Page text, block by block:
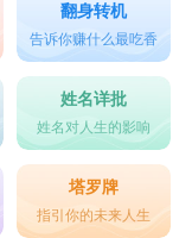
翻身转机
告诉你赚什么最吃香
姓名详批
姓名对人生的影响
塔罗牌
指引你的未来人生